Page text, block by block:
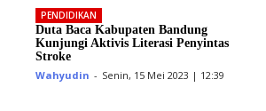
PENDIDIKAN
Duta Baca Kabupaten Bandung
Kunjungi Aktivis Literasi Penyintas
Stroke
Wahyudin - Senin, 15 Mei 2023 | 12:39